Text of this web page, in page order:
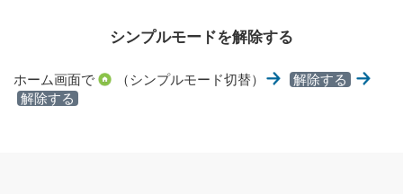
シンプルモードを解除する
ホーム画面で （シンプルモード切替）
解除する
解除する